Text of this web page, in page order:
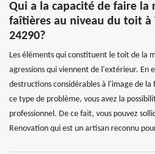
Qui a la capacité de faire la
faîtières au niveau du toit à
24290?
Les éléments qui constituent le toit de la
agressions qui viennent de l'extérieur. En
destructions considérables à l'image de
ce type de problème, vous avez la
professionnel. De ce fait, vous pouvez
Renovation qui est un artisan reconnu